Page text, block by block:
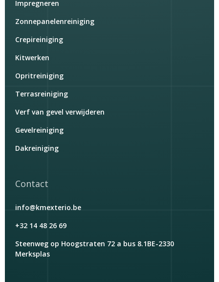
Impregneren
Zonnepanelenreiniging
Crepireiniging
Kitwerken
Opritreiniging
Terrasreiniging
Verf van gevel verwijderen
Gevelreiniging
Dakreiniging
Contact
info@kmexterio.be
+32 14 48 26 69
Steenweg op Hoogstraten 72 a bus 8.1BE-2330
Merksplas